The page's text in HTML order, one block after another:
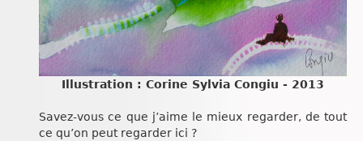
Illustration : Corine Sylvia Congiu - 2013
Savez-vous ce que j’aime le mieux regarder, de tout
ce qu’on peut regarder ici ?